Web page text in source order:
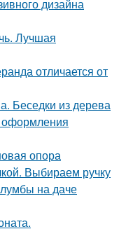
дизайна
Лучшая
отличается от
Беседки из дерева
опора
Выбираем ручку
на даче